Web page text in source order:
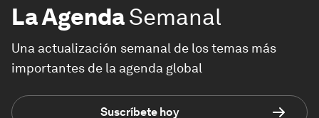
La AgendaSemanal
Una actualización semanal de los temas más
importantes de la agenda global
Suscríbete hoy